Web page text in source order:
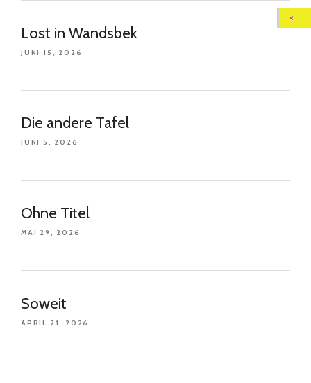
Lost in Wandsbek
JUNI 15, 2026
Die andere Tafel
JUNI 5, 2026
Ohne Titel
MAI 29, 2026
Soweit
APRIL 21, 2026